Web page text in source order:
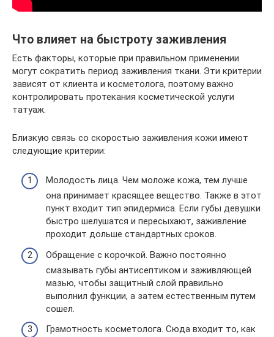
Что влияет на быстроту заживления
Есть факторы, которые при правильном применении
могут сократить период заживления ткани. Эти критерии
зависят от клиента и косметолога, поэтому важно
контролировать протекания косметической услуги
татуаж.
Близкую связь со скоростью заживления кожи имеют
следующие критерии:
Молодость лица. Чем моложе кожа, тем лучше
она принимает красящее вещество. Также в этот
пункт входит тип эпидермиса. Если губы девушки
быстро шелушатся и пересыхают, заживление
проходит дольше стандартных сроков.
Обращение с корочкой. Важно постоянно
смазывать губы антисептиком и заживляющей
мазью, чтобы защитный слой правильно
выполнил функции, а затем естественным путем
сошел.
Грамотность косметолога. Сюда входит то, как